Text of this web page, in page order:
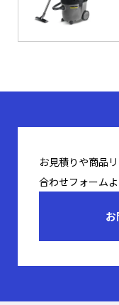
お見積りや商品
合わせフォーム